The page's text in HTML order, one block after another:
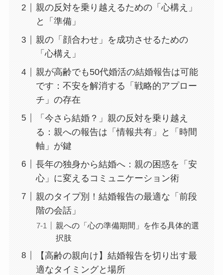
親の反対を乗り越えるための「心構え」
と「準備」
親の「顔合わせ」を成功させるための
「心構え」
親が高齢でも50代婚活の結婚報告は可能
です：不安を解消する「戦略的アプロー
チ」の存在
「今さら結婚？」親の反対を乗り越え
る：親への報告は「情報共有」と「時間
軸」が鍵
長年の独身から結婚へ：親の困惑を「安
心」に変えるコミュニケーション術
親のタイプ別！結婚報告の最適な「前段
階の会話」
親への「心の準備期間」を作る具体的選
択肢
【高齢の親向け】結婚報告を切り出す最
適なタイミングと場所